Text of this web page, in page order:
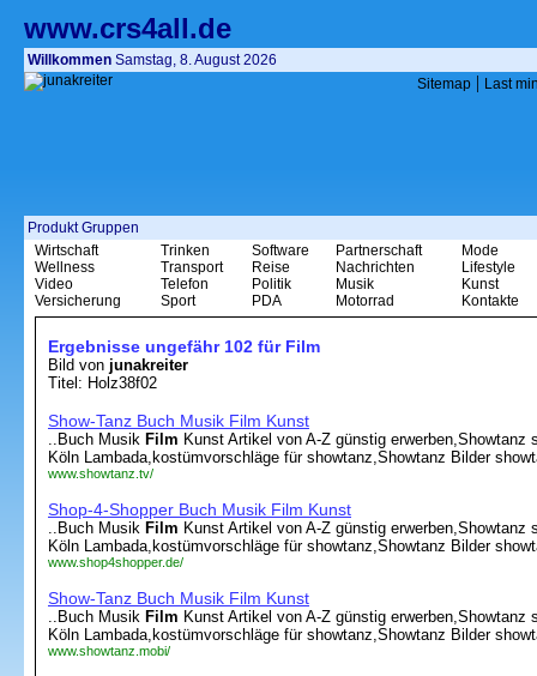
www.crs4all.de
Willkommen Samstag, 8. August 2026
Sitemap | Last
Produkt Gruppen
Wirtschaft
Wellness
Video
Versicherung
Trinken
Transport
Telefon
Sport
Software
Reise
Politik
PDA
Partnerschaft
Nachrichten
Musik
Motorrad
Mode
Lifestyle
Kunst
Kontakte
Ergebnisse ungefähr 102 für Film
Bild von junakreiter
Titel: Holz38f02
Show-Tanz Buch Musik Film Kunst
..Buch Musik Film Kunst Artikel von A-Z günstig
Köln Lambada,kostümvorschläge für showtanz,Showtanz Bilder
www.showtanz.tv/
Shop-4-Shopper Buch Musik Film Kunst
..Buch Musik Film Kunst Artikel von A-Z günstig
Köln Lambada,kostümvorschläge für showtanz,Showtanz Bilder
www.shop4shopper.de/
Show-Tanz Buch Musik Film Kunst
..Buch Musik Film Kunst Artikel von A-Z günstig
Köln Lambada,kostümvorschläge für showtanz,Showtanz Bilder
www.showtanz.mobi/